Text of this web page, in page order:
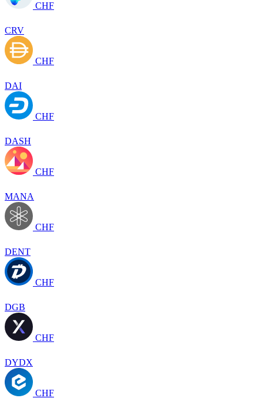
CHF
CRV
CHF
DAI
CHF
DASH
CHF
MANA
CHF
DENT
CHF
DGB
CHF
DYDX
CHF